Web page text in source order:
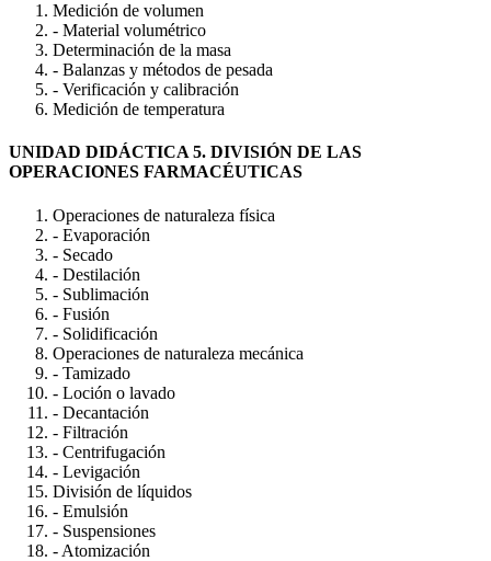
Medición de volumen
- Material volumétrico
Determinación de la masa
- Balanzas y métodos de pesada
- Verificación y calibración
Medición de temperatura
UNIDAD DIDÁCTICA 5. DIVISIÓN DE LAS
OPERACIONES FARMACÉUTICAS
Operaciones de naturaleza física
- Evaporación
- Secado
- Destilación
- Sublimación
- Fusión
- Solidificación
Operaciones de naturaleza mecánica
- Tamizado
- Loción o lavado
- Decantación
- Filtración
- Centrifugación
- Levigación
División de líquidos
- Emulsión
- Suspensiones
- Atomización